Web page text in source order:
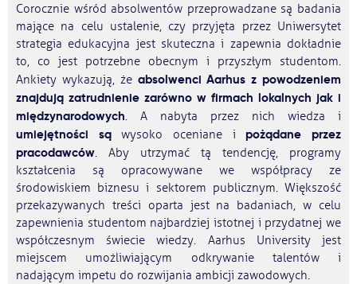
Corocznie wśród absolwentów przeprowadzane są badania
mające na celu ustalenie, czy przyjęta przez Uniwersytet
strategia edukacyjna jest skuteczna i zapewnia dokładnie
to, co jest potrzebne obecnym i przyszłym studentom.
Ankiety wykazują, że absolwenci Aarhus z powodzeniem
znajdują zatrudnienie zarówno w firmach lokalnych jak i
międzynarodowych. A nabyta przez nich wiedza i
umiejętności sąwysoko oceniane ipożądane przez
pracodawców. Aby utrzymać tą tendencję, programy
kształcenia są opracowywane we współpracy ze
środowiskiem biznesu i sektorem publicznym. Większość
przekazywanych treści oparta jest na badaniach, w celu
zapewnienia studentom najbardziej istotnej i przydatnej we
współczesnym świecie wiedzy. Aarhus University jest
miejscem umożliwiającym odkrywanie talentów i
nadającym impetu do rozwijania ambicji zawodowych.